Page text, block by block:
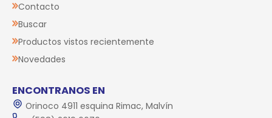
Contacto
Buscar
Productos vistos recientemente
Novedades
ENCONTRANOS EN
Orinoco 4911 esquina Rimac, Malvín